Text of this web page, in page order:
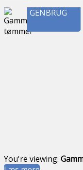
GENBRUG
You're viewing: